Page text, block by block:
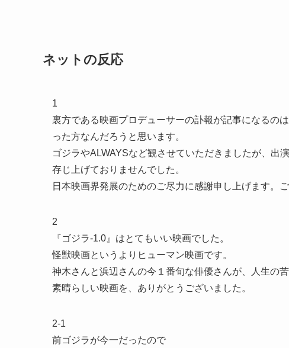
ネットの反応
1
裏方である映画プロデューサーの訃報が記事になるの
った方なんだろうと思います。
ゴジラやALWAYSなど観させていただきましたが、出
存じ上げておりませんでした。
日本映画界発展のためのご尽力に感謝申し上げます。
2
『ゴジラ-1.0』はとてもいい映画でした。
怪獣映画というよりヒューマン映画です。
神木さんと浜辺さんの今１番旬な俳優さんが、人生の
素晴らしい映画を、ありがとうございました。
2-1
前ゴジラが今一だったので